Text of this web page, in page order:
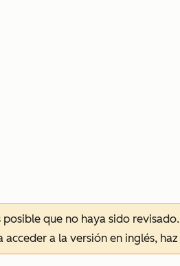
que no haya sido revisado.
a la versión en inglés, haz